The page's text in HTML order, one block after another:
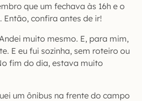
que um fechava às 16h e o
confira antes de ir!
muito mesmo. E, para mim,
E eu fui sozinha, sem roteiro ou
fim do dia, estava muito
um ônibus na frente do campo